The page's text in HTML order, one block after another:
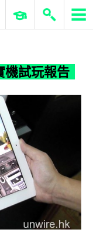
試玩報告
ERP 與商業 AI
機試玩報告